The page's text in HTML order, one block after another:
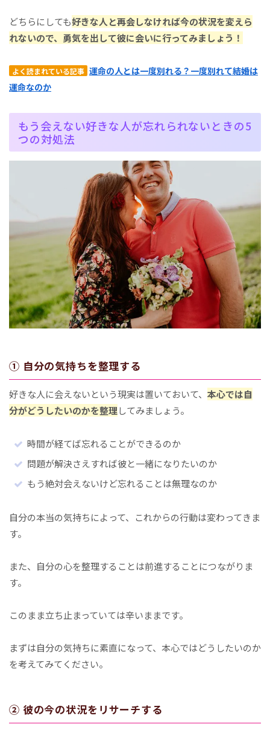
どちらにしても好きな人と再会しなければ今の状況を変えら
れないので、勇気を出して彼に会いに行ってみましょう！
よく読まれている記事 運命の人とは一度別れる？一度別れて結婚は
運命なのか
もう会えない好きな人が忘れられないときの5
つの対処法
① 自分の気持ちを整理する
好きな人に会えないという現実は置いておいて、 本心では自
分がどうしたいのかを整理してみましょう。
時間が経てば忘れることができるのか
問題が解決さえすれば彼と一緒になりたいのか
もう絶対会えないけど忘れることは無理なのか
自分の本当の気持ちによって、これからの行動は変わってきま
す。
また、自分の心を整理することは前進することにつながりま
す。
このまま立ち止まっていては辛いままです。
まずは自分の気持ちに素直になって、本心ではどうしたいのか
を考えてみてください。
② 彼の今の状況をリサーチする